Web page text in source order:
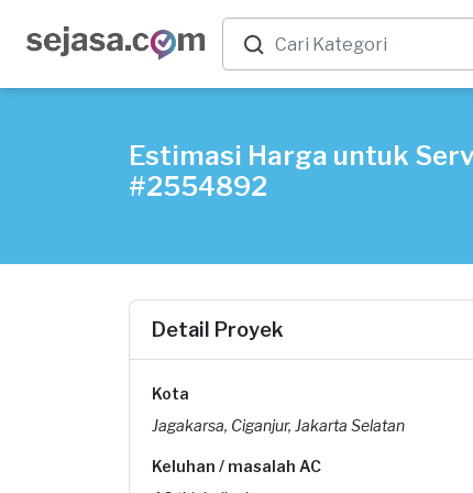
Estimasi Harga untuk
#2554892
Detail Proyek
Kota
Jagakarsa, Ciganjur, Jakarta Selatan
Keluhan / masalah AC